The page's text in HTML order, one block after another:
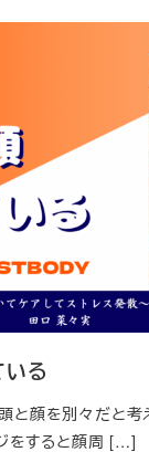
いる
と顔を別々だと考
をすると顔周 […]